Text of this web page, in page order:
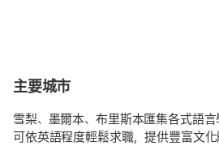
主要城市
雪梨、墨爾本、布里斯本匯集各式語言
可依英語程度輕鬆求職，提供豐富文化